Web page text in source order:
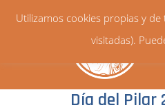
Día del Pilar
Utilizamos cookies propias y
visitadas).